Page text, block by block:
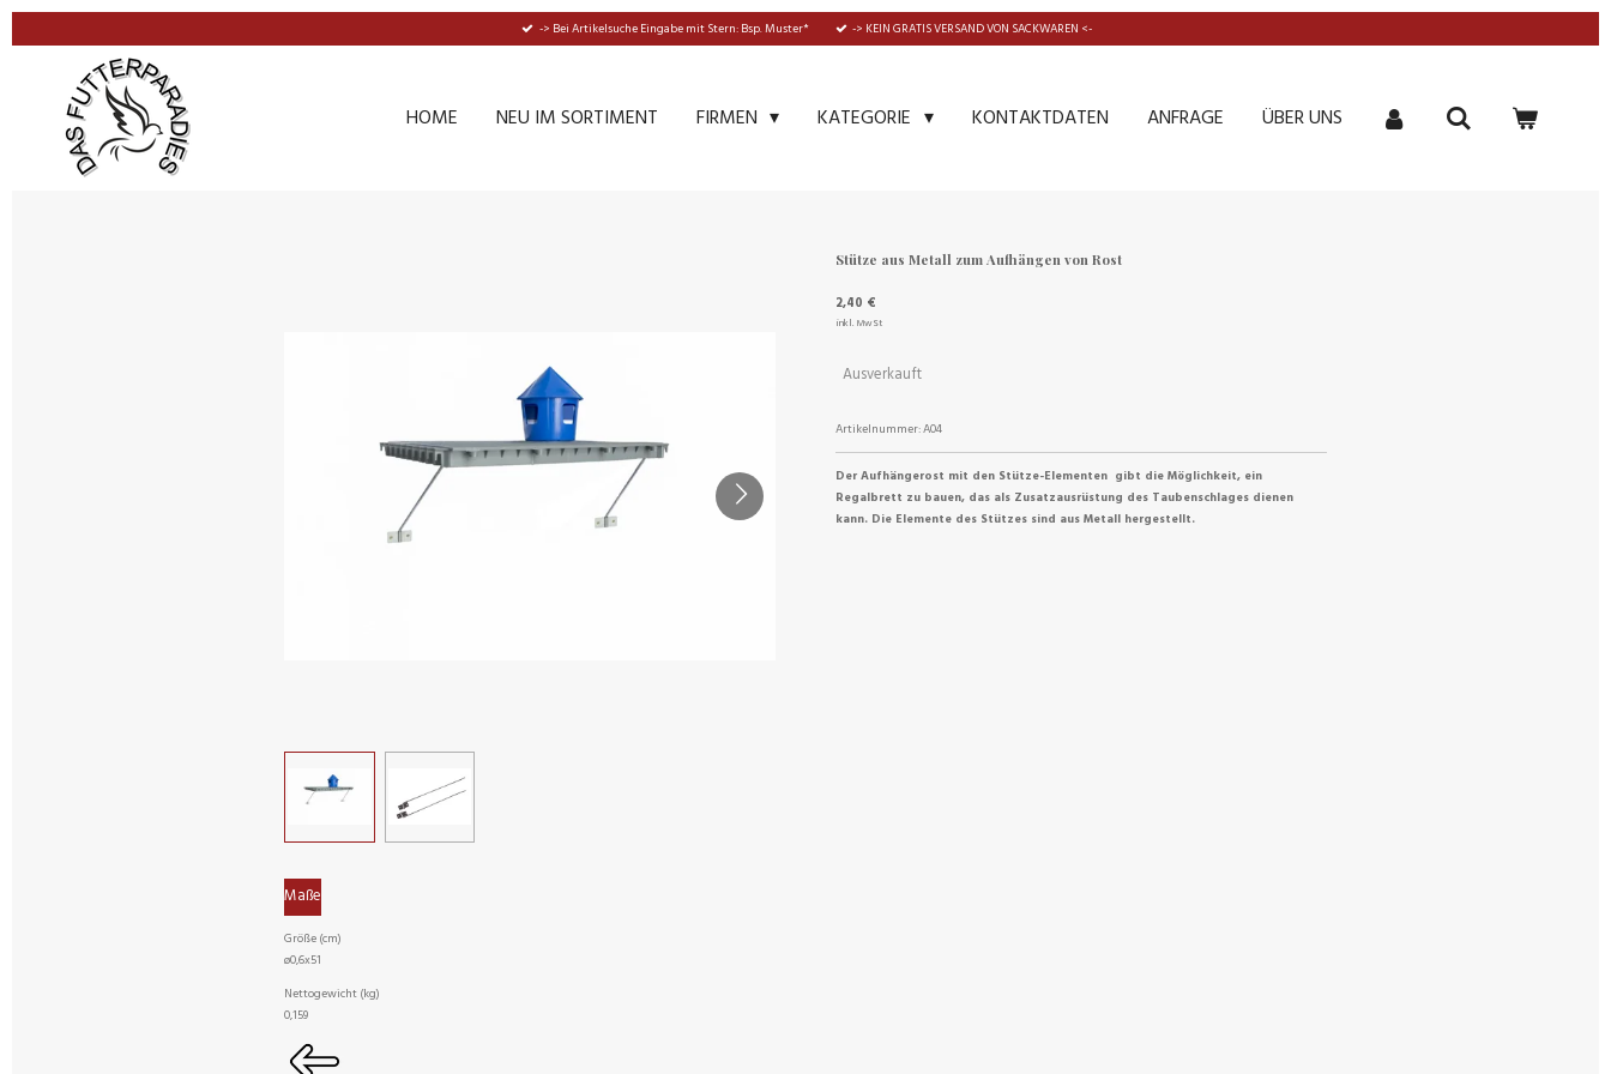
-> Bei Artikelsuche Eingabe mit Stern: Bsp. Muster* -> KEIN GRATIS VERSAND VON SACKWAREN <-
HOME NEU IM SORTIMENT FIRMEN KATEGORIE KONTAKTDATEN ANFRAGE ÜBER UNS
Stütze aus Metall zum Aufhängen von Rost
2,40 €
inkl. MwSt
Ausverkauft
Artikelnummer:A04
Der Aufhängerost mit den Stütze-Elementen gibt die Möglichkeit, ein
Regalbrett zu bauen, das als Zusatzausrüstung des Taubenschlages dienen
kann. Die Elemente des Stützes sind aus Metall hergestellt.
Maße
Größe (cm)
ø0,6x51
Nettogewicht (kg)
0,159